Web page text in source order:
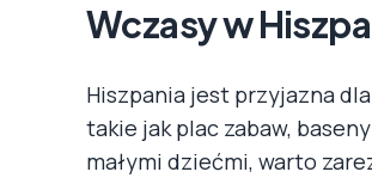
Wczasy w
Hiszpania jest przyjazna
takie jak plac zabaw,
małymi dziećmi, warto